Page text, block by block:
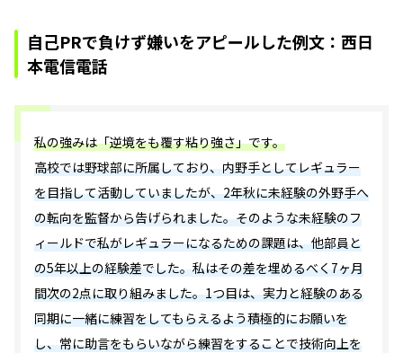
自己PRで負けず嫌いをアピールした例文：西日
本電信電話
私の強みは「逆境をも覆す粘り強さ」です。
高校では野球部に所属しており、内野手としてレギュラー
を目指して活動していましたが、2年秋に未経験の外野手へ
の転向を監督から告げられました。そのような未経験のフ
ィールドで私がレギュラーになるための課題は、他部員と
の5年以上の経験差でした。私はその差を埋めるべく7ヶ月
間次の2点に取り組みました。1つ目は、実力と経験のある
同期に一緒に練習をしてもらえるよう積極的にお願いを
し、常に助言をもらいながら練習をすることで技術向上を